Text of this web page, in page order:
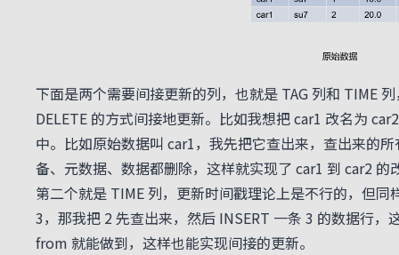
下面是两个需要间接更新的列，也就是 TAG 列和 TIME
DELETE 的方式间接地更新。比如我想把 car1 改名为
中。比如原始数据叫 car1，我先把它查出来，查出来的
备、元数据、数据都删除，这样就实现了 car1 到 car2 的
第二个就是 TIME 列，更新时间戳理论上是不行的，但
3，那我把 2 先查出来，然后 INSERT 一条 3 的数据行
from 就能做到，这样也能实现间接的更新。